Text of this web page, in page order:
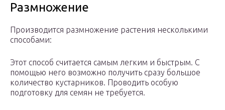
Размножение
Производится размножение растения несколькими
способами:
Этот способ считается самым легким и быстрым. С
помощью него возможно получить сразу большое
количество кустарников. Проводить особую
подготовку для семян не требуется.